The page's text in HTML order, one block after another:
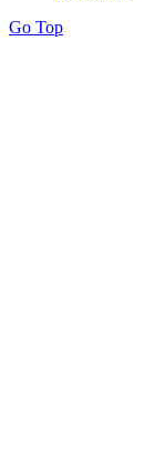
Go Top